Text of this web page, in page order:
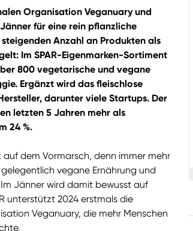
Organisation Veganuary und
für eine rein pflanzliche
Anzahl an Produkten als
Im SPAR-Eigenmarken-Sortiment
800 vegetarische und vegane
Ergänzt wird das fleischlose
darunter viele Startups. Der
letzten 5 Jahren mehr als
24 %.
dem Vormarsch, denn immer mehr
vegane Ernährung und
Jänner wird damit bewusst auf
unterstützt 2024 erstmals die
Veganuary, die mehr Menschen